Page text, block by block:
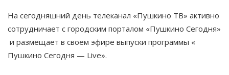
На сегодняшний день телеканал «Пушкино ТВ» активно
сотрудничает с городским порталом «Пушкино Сегодня»
и размещает в своем эфире выпуски программы «
Пушкино Сегодня — Live».